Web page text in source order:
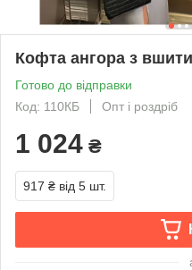
Кофта ангора з
Готово до відправки
Код: 110КБ
Опт і роздріб
1 024 ₴
917 ₴ від 5 шт.